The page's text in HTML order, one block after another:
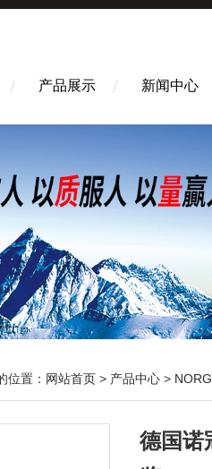
产品展示 新闻中心
位置： 网站首页 > 产品中心 >
德国诺